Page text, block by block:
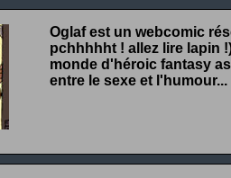
Oglaf est un webcomic
pchhhhht ! allez lire lapin
monde d'héroic fantasy
entre le sexe et l'humour...